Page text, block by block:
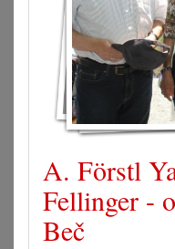
A. Förstl
Fellinger -
Beč